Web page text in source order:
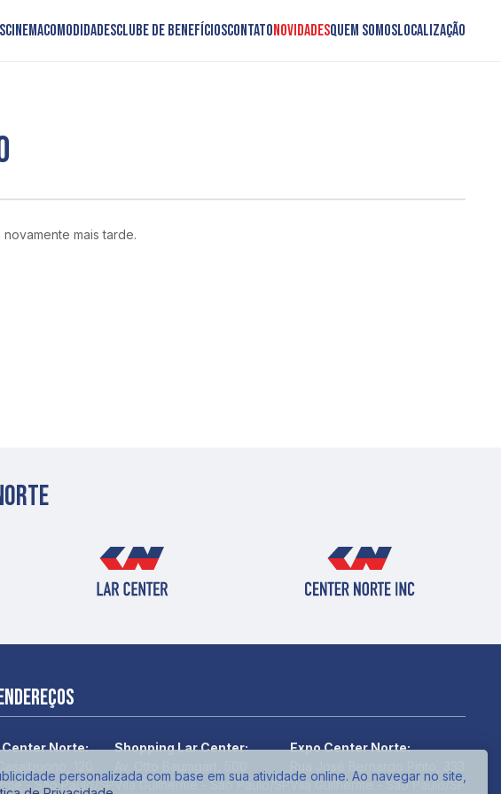
CinemaComodidadesClube de BenefíciosContatoNovidadesQuem somosLocalização
mais tarde.
Norte:
- São Paulo/SP
Shopping Lar Center:
Vila Guilherme - São Paulo/SP
Expo Center Norte:
Vila Guilherme - São Paulo/SP
personalizada com base em sua atividade online. Ao navegar no site,